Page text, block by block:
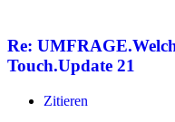
Re:
Touch.Update 21
Zitieren